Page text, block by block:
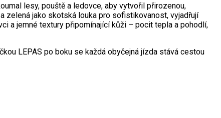
lesy, pouště a ledovce, aby vytvořil přirozenou,
zelená jako skotská louka pro sofistikovanost, vyjadřují
a jemné textury připomínající kůži – pocit tepla a pohodlí,
LEPAS po boku se každá obyčejná jízda stává cestou